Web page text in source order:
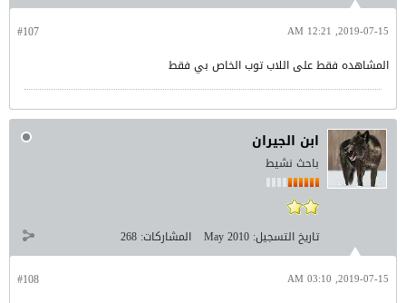
#107 2019-07-15, 12:21 AM
المشاهده فقط على اللاب توب الخاص بي فقط
ابن الجيران
باحث نشيط
تاريخ التسجيل: May 2010 المشاركات: 268
#108 2019-07-15, 03:10 AM